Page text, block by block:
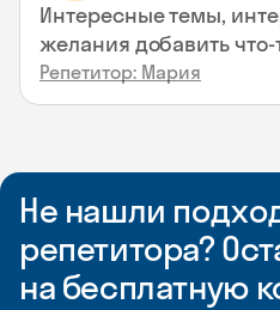
Интересные темы,
желания добавить что-
Репетитор: Мария
Не нашли
репетитора?
на бесплатную